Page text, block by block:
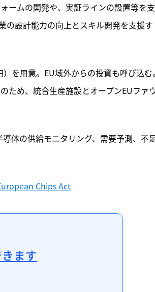
ームの開発や、実証ラインの設置等を
の設計能力の向上とスキル開発を支援す
を用意。EU域外からの投資も呼び込む
ため、統合生産施設とオープンEUファ
体の供給モニタリング、需要予測、不
Chips Act
ます